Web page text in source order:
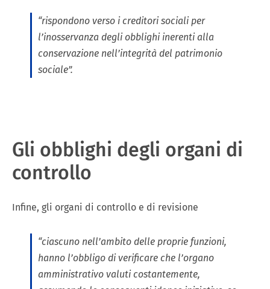
“rispondono verso i creditori sociali per
l’inosservanza degli obblighi inerenti alla
conservazione nell’integrità del patrimonio
sociale”.
Gli obblighi degli organi di
controllo
Infine, gli organi di controllo e di revisione
“ciascuno nell’ambito delle proprie funzioni,
hanno l’obbligo di verificare che l’organo
amministrativo valuti costantemente,